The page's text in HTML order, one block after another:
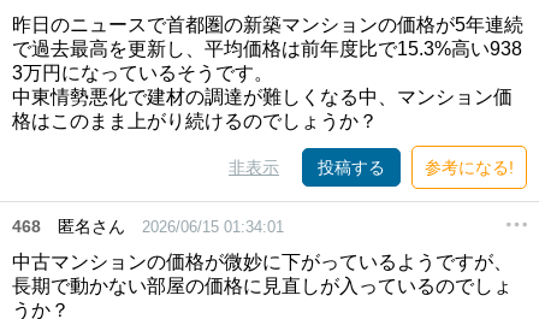
昨日のニュースで首都圏の新築マンションの価格が5年連続
で過去最高を更新し、平均価格は前年度比で15.3%高い938
3万円になっているそうです。
中東情勢悪化で建材の調達が難しくなる中、マンション価
格はこのまま上がり続けるのでしょうか？
非表示 投稿する 参考になる!
468 匿名さん 2026/06/15 01:34:01
中古マンションの価格が微妙に下がっているようですが、
長期で動かない部屋の価格に見直しが入っているのでしょ
うか？